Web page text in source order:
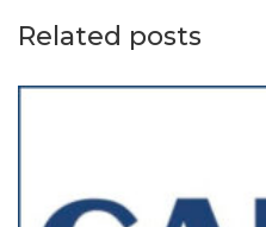
Related posts